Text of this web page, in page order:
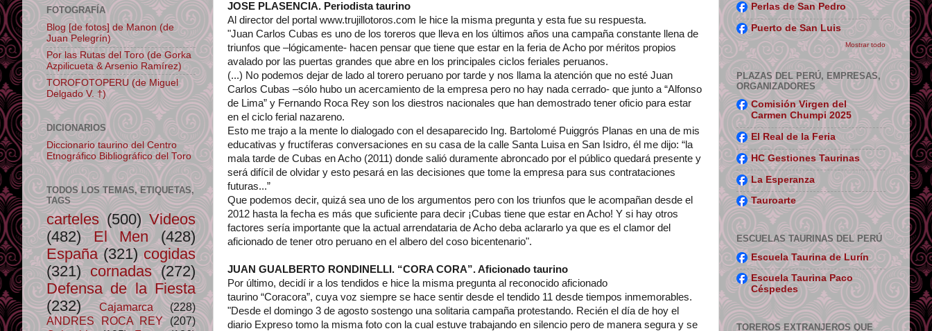
JOSE PLASENCIA. Periodista taurino
Al director del portal www.trujillotoros.com le hice la misma pregunta y esta fue su respuesta.
"Juan Carlos Cubas es uno de los toreros que lleva en los últimos años una campaña constante llena de
triunfos que –lógicamente- hacen pensar que tiene que estar en la feria de Acho por méritos propios
avalado por las puertas grandes que abre en los principales ciclos feriales peruanos.
(...) No podemos dejar de lado al torero peruano por tarde y nos llama la atención que no esté Juan
Carlos Cubas –sólo hubo un acercamiento de la empresa pero no hay nada cerrado- que junto a “Alfonso
de Lima” y Fernando Roca Rey son los diestros nacionales que han demostrado tener oficio para estar
en el ciclo ferial nazareno.
Esto me trajo a la mente lo dialogado con el desaparecido Ing. Bartolomé Puiggrós Planas en una de mis
educativas y fructíferas conversaciones en su casa de la calle Santa Luisa en San Isidro, él me dijo: “la
mala tarde de Cubas en Acho (2011) donde salió duramente abroncado por el público quedará presente y
será difícil de olvidar y esto pesará en las decisiones que tome la empresa para sus contrataciones
futuras...”
Que podemos decir, quizá sea uno de los argumentos pero con los triunfos que le acompañan desde el
2012 hasta la fecha es más que suficiente para decir ¡Cubas tiene que estar en Acho! Y si hay otros
factores sería importante que la actual arrendataria de Acho deba aclararlo ya que es el clamor del
aficionado de tener otro peruano en el albero del coso bicentenario".
JUAN GUALBERTO RONDINELLI. “CORA CORA”. Aficionado taurino
Por último, decidí ir a los tendidos e hice la misma pregunta al reconocido aficionado
taurino “Coracora”, cuya voz siempre se hace sentir desde el tendido 11 desde tiempos inmemorables.
"Desde el domingo 3 de agosto sostengo una solitaria campaña protestando. Recién el día de hoy el
diario Expreso tomo la misma foto con la cual estuve trabajando en silencio pero de manera segura y se
FOTOGRAFÍA
Blog [de fotos] de Manon (de
Juan Pelegrín)
Por las Rutas del Toro (de Gorka
Azpilicueta & Arsenio Ramírez)
TOROFOTOPERU (de Miguel
Delgado V. †)
DICIONARIOS
Diccionario taurino del Centro
Etnográfico Bibliográfico del Toro
TODOS LOS TEMAS, ETIQUETAS,
TAGS
carteles (500) Videos
(482)
El Men
(428)
España (321) cogidas
(321) cornadas (272)
Defensa de la Fiesta
(232)
Cajamarca
(228)
ANDRES ROCA REY (207)
Perlas de San Pedro
Puerto de San Luis
Mostrar todo
PLAZAS DEL PERÚ, EMPRESAS,
ORGANIZADORES
Comisión Virgen del
Carmen Chumpi 2025
El Real de la Feria
HC Gestiones Taurinas
La Esperanza
Tauroarte
ESCUELAS TAURINAS DEL PERÚ
Escuela Taurina de Lurín
Escuela Taurina Paco
Céspedes
TOREROS EXTRANJEROS QUE